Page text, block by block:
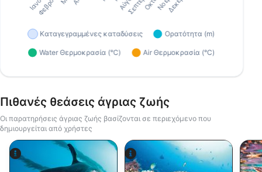
Πιθανές θεάσεις άγριας ζωής
Οι παρατηρήσεις άγριας ζωής βασίζονται σε περιεχόμενο που
δημιουργείται από χρήστες